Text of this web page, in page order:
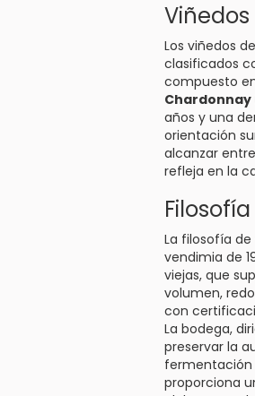
Viñedos
Los viñedos de
clasificados
compuesto
Chardonnay
años y una
orientación
alcanzar
refleja en la
Filosofía
La filosofía
vendimia de
viejas, que
volumen,
con
La bodega,
preservar la
fermentación
proporciona